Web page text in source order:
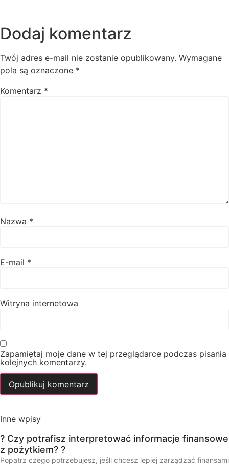
Dodaj komentarz
Twój adres e-mail nie zostanie opublikowany. Wymagane
pola są oznaczone *
Komentarz *
Nazwa *
E-mail *
Witryna internetowa
Zapamiętaj moje dane w tej przeglądarce podczas pisania
kolejnych komentarzy.
Inne wpisy
? Czy potrafisz interpretować informacje finansowe
z pożytkiem? ?
Popatrz czego potrzebujesz, jeśli chcesz lepiej zarządzać finansami